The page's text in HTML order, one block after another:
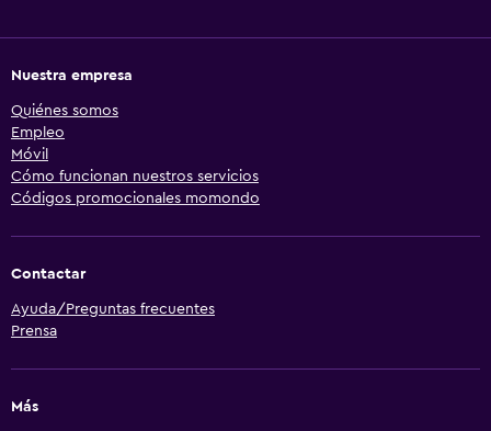
Nuestra empresa
Quiénes somos
Empleo
Móvil
Cómo funcionan nuestros servicios
Códigos promocionales momondo
Contactar
Ayuda/Preguntas frecuentes
Prensa
Más